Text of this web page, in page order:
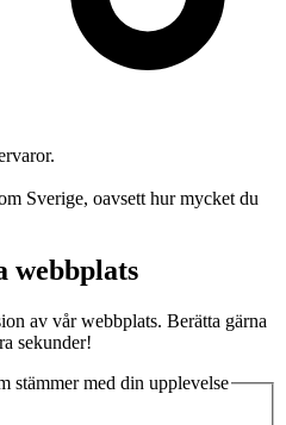
Sverige, oavsett hur mycket du
webbplats
av vår webbplats. Berätta gärna
sekunder!
stämmer med din upplevelse